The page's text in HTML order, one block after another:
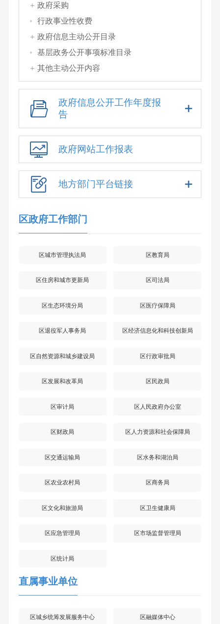
政府采购
行政事业性收费
政府信息主动公开目录
基层政务公开事项标准目录
其他主动公开内容
政府信息公开工作年度报
告
政府网站工作报表
地方部门平台链接
区政府工作部门
区城市管理执法局 区教育局
区住房和城市更新局 区司法局
区生态环境分局 区医疗保障局
区退役军人事务局 区经济信息化和科技创新局
区自然资源和城乡建设局 区行政审批局
区发展和改革局 区民政局
区审计局 区人民政府办公室
区财政局 区人力资源和社会保障局
区交通运输局 区水务和湖泊局
区农业农村局 区商务局
区文化和旅游局 区卫生健康局
区应急管理局 区市场监督管理局
区统计局
直属事业单位
区城乡统筹发展服务中心 区融媒体中心